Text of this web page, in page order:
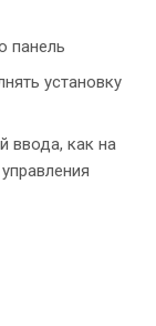
панель
установку
ввода, как на